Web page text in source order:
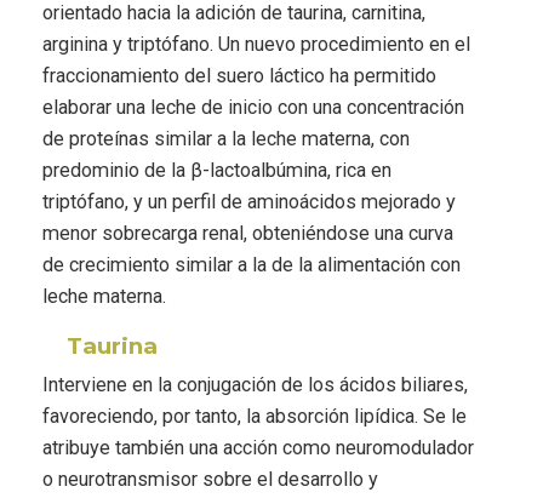
orientado hacia la adición de taurina, carnitina,
arginina y triptófano. Un nuevo procedimiento en el
fraccionamiento del suero láctico ha permitido
elaborar una leche de inicio con una concentración
de proteínas similar a la leche materna, con
predominio de la β-lactoalbúmina, rica en
triptófano, y un perfil de aminoácidos mejorado y
menor sobrecarga renal, obteniéndose una curva
de crecimiento similar a la de la alimentación con
leche materna.
Taurina
Interviene en la conjugación de los ácidos biliares,
favoreciendo, por tanto, la absorción lipídica. Se le
atribuye también una acción como neuromodulador
o neurotransmisor sobre el desarrollo y